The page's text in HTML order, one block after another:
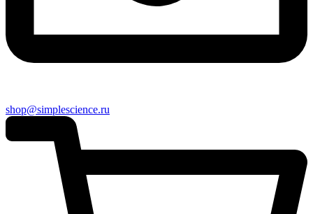
shop@simplescience.ru